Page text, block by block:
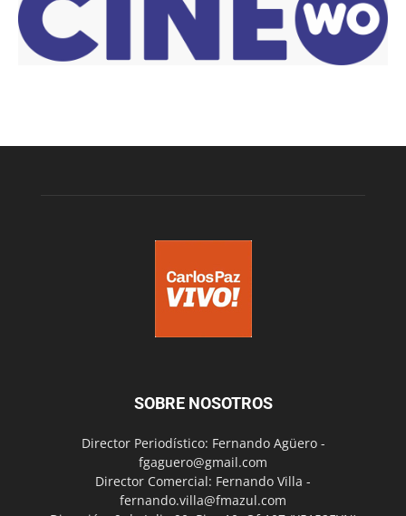
SOBRE NOSOTROS
Director Periodístico: Fernando Agüero -
fgaguero@gmail.com
Director Comercial: Fernando Villa -
fernando.villa@fmazul.com